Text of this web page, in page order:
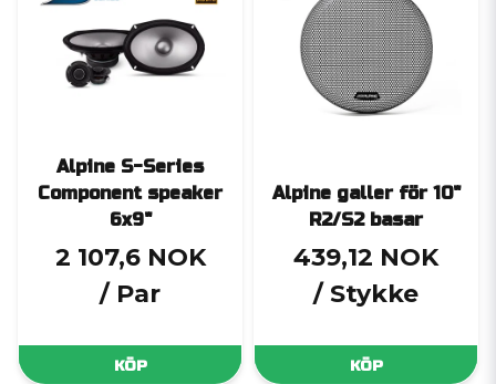
Alpine S-Series
Component speaker
6x9"
2 107,6 NOK
/ Par
KÖP
Alpine galler för 10"
R2/S2 basar
439,12 NOK
/ Stykke
KÖP